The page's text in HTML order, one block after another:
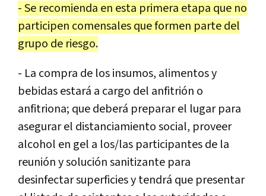
- Se recomienda en esta primera etapa que no
participen comensales que formen parte del
grupo de riesgo.
- La compra de los insumos, alimentos y
bebidas estará a cargo del anfitrión o
anfitriona; que deberá preparar el lugar para
asegurar el distanciamiento social, proveer
alcohol en gel a los/las participantes de la
reunión y solución sanitizante para
desinfectar superficies y tendrá que presentar